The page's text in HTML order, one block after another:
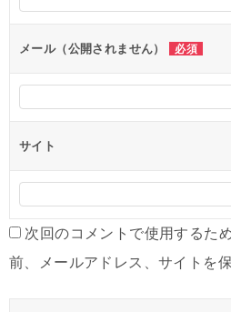
ョ
ンメール（公開されません） 必須
サイト
次回のコメントで使用するた
前、メールアドレス、サイトを保